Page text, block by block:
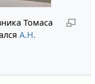
Томаса
А.Н.